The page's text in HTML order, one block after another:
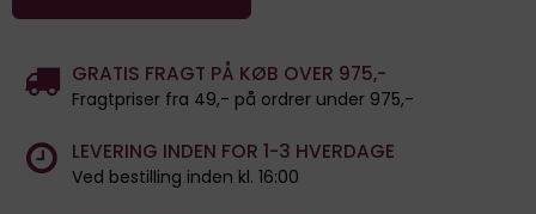
GRATIS FRAGT PÅ KØB OVER 975,-
Fragtpriser fra 49,- på ordrer under 975,-
LEVERING INDEN FOR 1-3 HVERDAGE
Ved bestilling inden kl. 16:00